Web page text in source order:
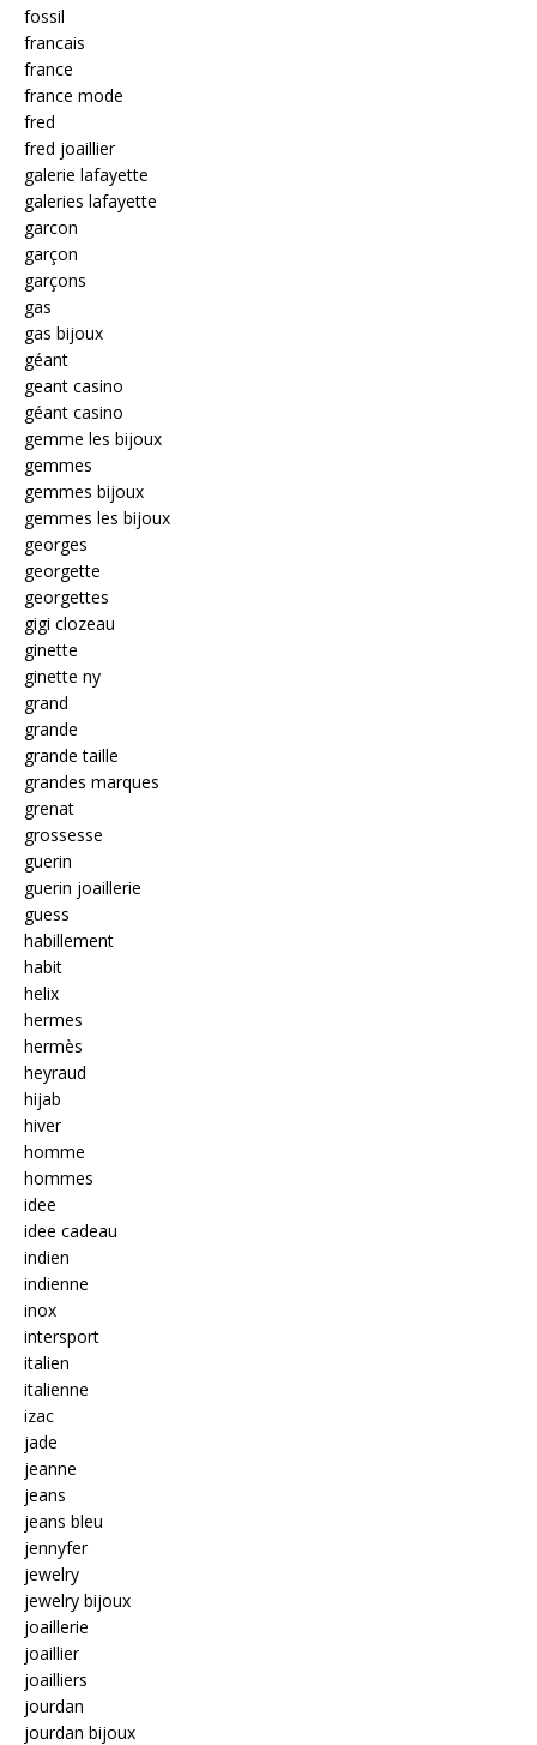
fossil
francais
france
france mode
fred
fred joaillier
galerie lafayette
galeries lafayette
garcon
garçon
garçons
gas
gas bijoux
géant
geant casino
géant casino
gemme les bijoux
gemmes
gemmes bijoux
gemmes les bijoux
georges
georgette
georgettes
gigi clozeau
ginette
ginette ny
grand
grande
grande taille
grandes marques
grenat
grossesse
guerin
guerin joaillerie
guess
habillement
habit
helix
hermes
hermès
heyraud
hijab
hiver
homme
hommes
idee
idee cadeau
indien
indienne
inox
intersport
italien
italienne
izac
jade
jeanne
jeans
jeans bleu
jennyfer
jewelry
jewelry bijoux
joaillerie
joaillier
joailliers
jourdan
jourdan bijoux